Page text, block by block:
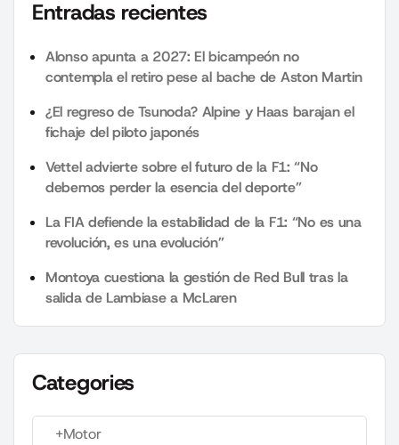
Entradas recientes
Alonso apunta a 2027: El bicampeón no
contempla el retiro pese al bache de Aston Martin
¿El regreso de Tsunoda? Alpine y Haas barajan el
fichaje del piloto japonés
Vettel advierte sobre el futuro de la F1: “No
debemos perder la esencia del deporte”
La FIA defiende la estabilidad de la F1: “No es una
revolución, es una evolución”
Montoya cuestiona la gestión de Red Bull tras la
salida de Lambiase a McLaren
Categories
+Motor